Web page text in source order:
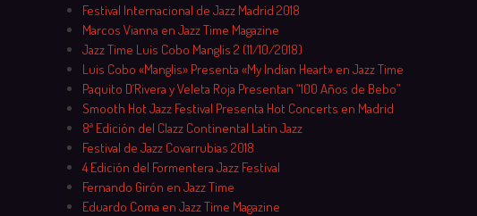
Festival Internacional de Jazz Madrid 2018
Marcos Vianna en Jazz Time Magazine
Jazz Time Luis Cobo Manglis 2 (11/10/2018)
Luis Cobo «Manglis» Presenta «My Indian Heart» en Jazz Time
Paquito D´Rivera y Veleta Roja Presentan “100 Años de Bebo”
Smooth Hot Jazz Festival Presenta Hot Concerts en Madrid
8ª Edición del Clazz Continental Latin Jazz
Festival de Jazz Covarrubias 2018
4 Edición del Formentera Jazz Festival
Fernando Girón en Jazz Time
Eduardo Coma en Jazz Time Magazine